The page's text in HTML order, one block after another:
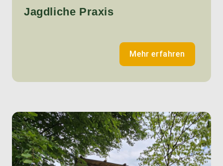
Jagdliche Praxis
Mehr erfahren